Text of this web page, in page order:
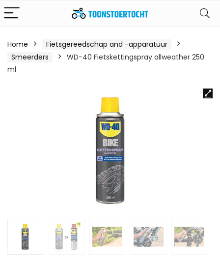
Home
Fietsgereedschap and -apparatuur
Smeerders
WD-40 Fietskettingspray allweather 250
ml